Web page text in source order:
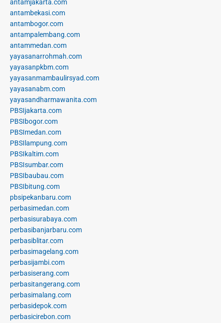
antamjakarta.com
antambekasi.com
antambogor.com
antampalembang.com
antammedan.com
yayasanarrohmah.com
yayasanpkbm.com
yayasanmambaulirsyad.com
yayasanabm.com
yayasandharmawanita.com
PBSIjakarta.com
PBSIbogor.com
PBSImedan.com
PBSIlampung.com
PBSIkaltim.com
PBSIsumbar.com
PBSIbaubau.com
PBSIbitung.com
pbsipekanbaru.com
perbasimedan.com
perbasisurabaya.com
perbasibanjarbaru.com
perbasiblitar.com
perbasimagelang.com
perbasijambi.com
perbasiserang.com
perbasitangerang.com
perbasimalang.com
perbasidepok.com
perbasicirebon.com